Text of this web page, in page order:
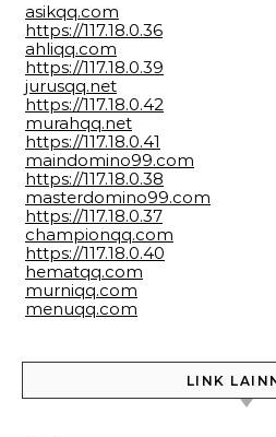
asikqq.com
https://117.18.0.36
ahliqq.com
https://117.18.0.39
jurusqq.net
https://117.18.0.42
murahqq.net
https://117.18.0.41
maindomino99.com
https://117.18.0.38
masterdomino99.com
https://117.18.0.37
championqq.com
https://117.18.0.40
hematqq.com
murniqq.com
menuqq.com
LINK